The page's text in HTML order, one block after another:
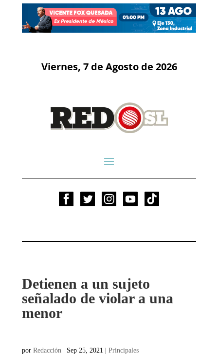
Viernes, 7 de Agosto de 2026
Detienen a un sujeto
señalado de violar a una
menor
por Redacción | Sep 25, 2021 | Principales